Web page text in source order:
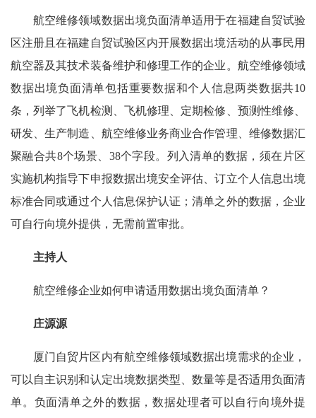
航空维修领域数据出境负面清单适用于在福建自贸试验
区注册且在福建自贸试验区内开展数据出境活动的从事民用
航空器及其技术装备维护和修理工作的企业。航空维修领域
数据出境负面清单包括重要数据和个人信息两类数据共10
条，列举了飞机检测、飞机修理、定期检修、预测性维修、
研发、生产制造、航空维修业务商业合作管理、维修数据汇
聚融合共8个场景、38个字段。列入清单的数据，须在片区
实施机构指导下申报数据出境安全评估、订立个人信息出境
标准合同或通过个人信息保护认证；清单之外的数据，企业
可自行向境外提供，无需前置审批。
主持人
航空维修企业如何申请适用数据出境负面清单？
庄源源
厦门自贸片区内有航空维修领域数据出境需求的企业，
可以自主识别和认定出境数据类型、数量等是否适用负面清
单。负面清单之外的数据，数据处理者可以自行向境外提